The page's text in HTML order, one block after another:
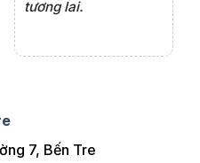
tương lai.
7, Bến Tre